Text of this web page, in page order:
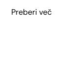
Preberi več